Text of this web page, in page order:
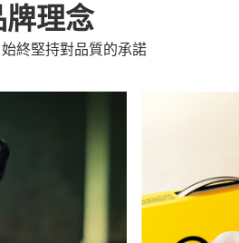
牌理念
終堅持對品質的承諾